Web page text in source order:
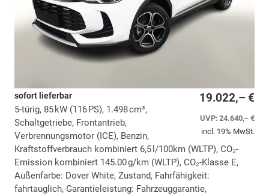
19.022,– €
UVP:24.640,– €
incl. 19% MwSt.
sofort lieferbar
5-türig, 85 kW (116 PS), 1.498 cm³,
Schaltgetriebe, Frontantrieb,
Verbrennungsmotor (ICE), Benzin,
Kraftstoffverbrauch kombiniert 6,5 l/100km (WLTP), CO₂-
Emission kombiniert 145.00 g/km (WLTP), CO₂-Klasse E,
Außenfarbe: Dover White, Zustand, Fahrfähigkeit:
fahrtauglich, Garantieleistung: Fahrzeuggarantie,